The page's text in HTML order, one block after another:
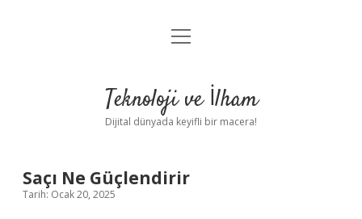
Anasayfa
Yasal Uyarı
menüyü
Teknoloji ve İlham
Dijital dünyada keyifli bir macera!
Saçı Ne Güçlendirir
Tarih: Ocak 20, 2025